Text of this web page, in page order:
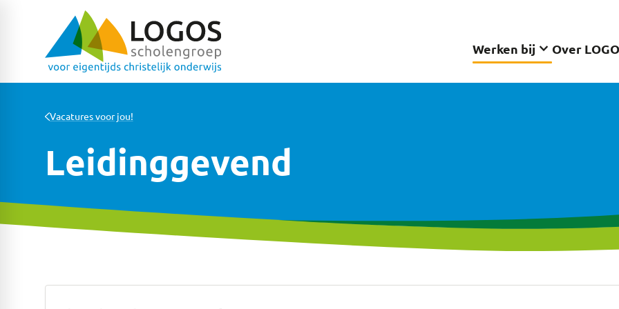
Werken bij keyboard_arrow_down Over
Vacatures voor jou!
Leidinggevend